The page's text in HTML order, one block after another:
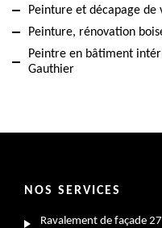
Peinture et décapage
Peinture, rénovation
Peintre en bâtiment
Gauthier
NOS SERVICES
Ravalement de façade 27